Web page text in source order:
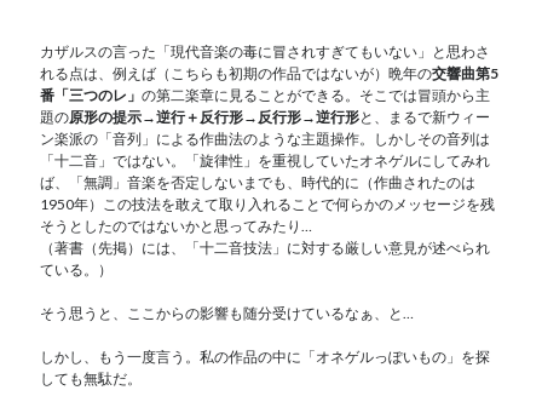
カザルスの言った「現代音楽の毒に冒されすぎてもいない」と思わさ
れる点は、例えば（こちらも初期の作品ではないが）晩年の交響曲第5
番「三つのレ」の第二楽章に見ることができる。そこでは冒頭から主
題の原形の提示→逆行＋反行形→反行形→逆行形と、まるで新ウィー
ン楽派の「音列」による作曲法のような主題操作。しかしその音列は
「十二音」ではない。「旋律性」を重視していたオネゲルにしてみれ
ば、「無調」音楽を否定しないまでも、時代的に（作曲されたのは
1950年）この技法を敢えて取り入れることで何らかのメッセージを残
そうとしたのではないかと思ってみたり…
（著書（先掲）には、「十二音技法」に対する厳しい意見が述べられ
ている。）
そう思うと、ここからの影響も随分受けているなぁ、と…
しかし、もう一度言う。私の作品の中に「オネゲルっぽいもの」を探
しても無駄だ。